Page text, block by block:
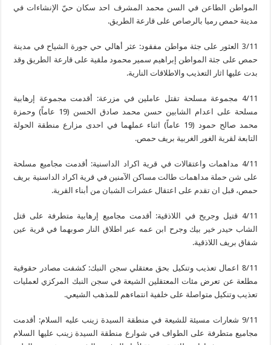
المواطن الطاعن في السن محمد المشرف احد سكان حيّ الإنشاءات في
مدينة حمص رميا بالرصاص على قارعة الطريق.
3/11 العثور على جثة مواطن مفقود: عثر أهالي حي جورة الشياح في مدينة
حمص على جثة المواطن إبراهيم سمير محمود ملقية على قارعة الطريق وقد
بدت عليها اثار التعذيب والاطلاقات النارية.
4/11 مجموعة مسلحة تقتل عاملين في مزرعة: أقدمت مجموعة إرهابية
مسلحة على اعدام الشابين حسن محمد صادق الحسن (19 عاماً) وحمزة
محمد صالح حمود (19 عاماً) اثناء عملهما في احدى مزارع منطقة الحولة
التابعة لقرية الغور الغربية بريف حمص.
4/11 مداهمات واعتقالات في قرية اكراد الداسنية: أقدمت مجاميع مسلحة
على شن حملة مداهمات طالت مساكن الآمنين في قرية اكراد الداسنية بريف
حمص، قبل ان تقدم على اعتقال عشرات الشبان من أبناء القرية.
4/11 قتيل وجريح في اللاذقية: أقدمت مجاميع إرهابية متطرفة على قتل
الشاب حيدر خير بيك وجرح ابن عمه عبر اطلاق النار صوبهما في قرية عين
شقاق بريف اللاذقية.
8/11 اعمال تعذيب وتنكيل بحق معتقلي سجن النبك: كشفت مصادر حقوقية
مطلعة عن تعرض مئات المعتقلين الشيعة في سجن النبك المركزي لعمليات
تعذيب وتنكيل متواصلة على خلفية انتماءهم للمذهب الشيعي.
9/11 شعارات مسيئة للشيعة في منطقة السيدة زينب عليه السلام: أقدمت
مجاميع متطرفة على الطواف في شوارع منطقة السيدة زينب عليها السلام